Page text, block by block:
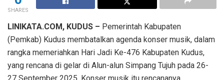
SHARES
LINIKATA.COM, KUDUS – Pemerintah Kabupaten
(Pemkab) Kudus membatalkan agenda konser musik, dalam
rangka memeriahkan Hari Jadi Ke-476 Kabupaten Kudus,
yang rencana di gelar di Alun-alun Simpang Tujuh pada 26-